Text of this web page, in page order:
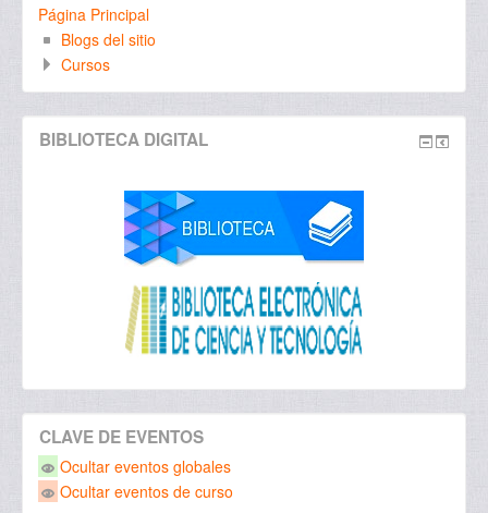
Página Principal
Blogs del sitio
Cursos
BIBLIOTECA DIGITAL
CLAVE DE EVENTOS
Ocultar eventos globales
Ocultar eventos de curso